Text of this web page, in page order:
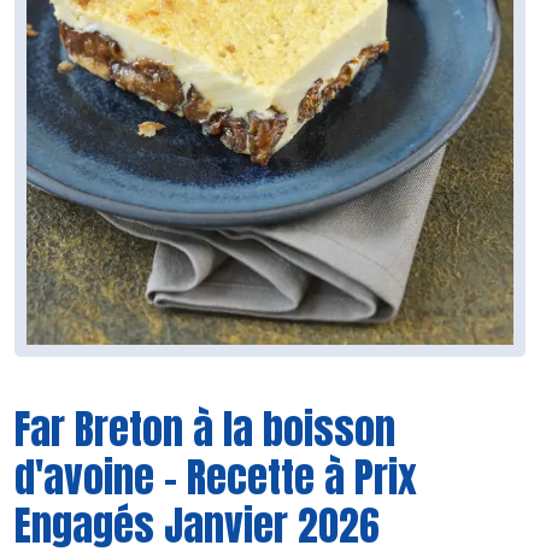
Far Breton à la boisson
d'avoine - Recette à Prix
Engagés Janvier 2026